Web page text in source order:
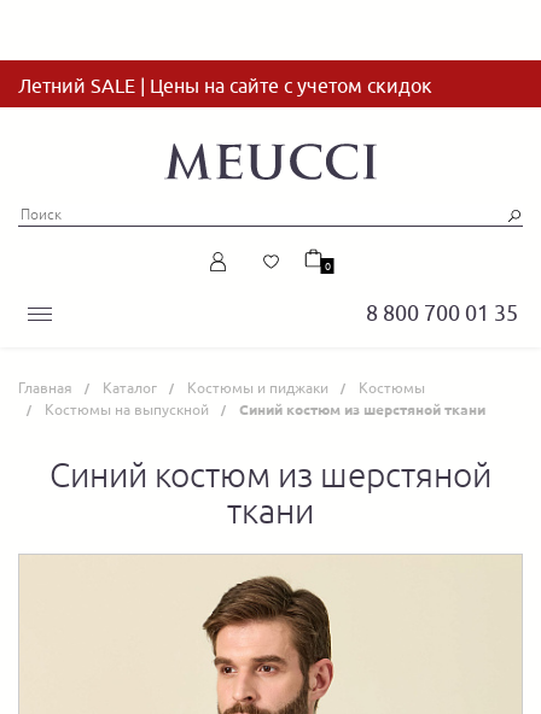
Летний SALE | Цены на сайте с учетом скидок
8 800 700 01 35
0
Главная Каталог Костюмы и пиджаки
Костюмы
Костюмы на выпускной
Синий костюм из шерстяной ткани
Синий костюм из шерстяной
ткани